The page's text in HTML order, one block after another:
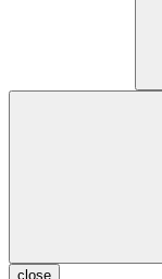
close